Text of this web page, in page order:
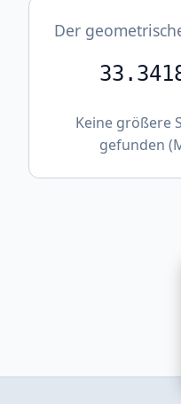
Der
Keine größere
gefunden